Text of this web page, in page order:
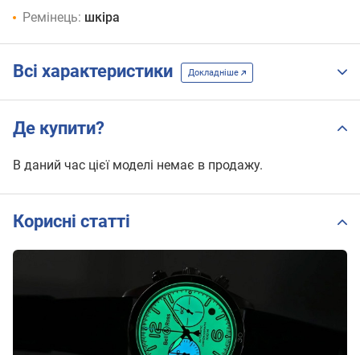
Ремінець: шкіра
Всі характеристики Докладніше
Де купити?
В даний час цієї моделі немає в продажу.
Корисні статті